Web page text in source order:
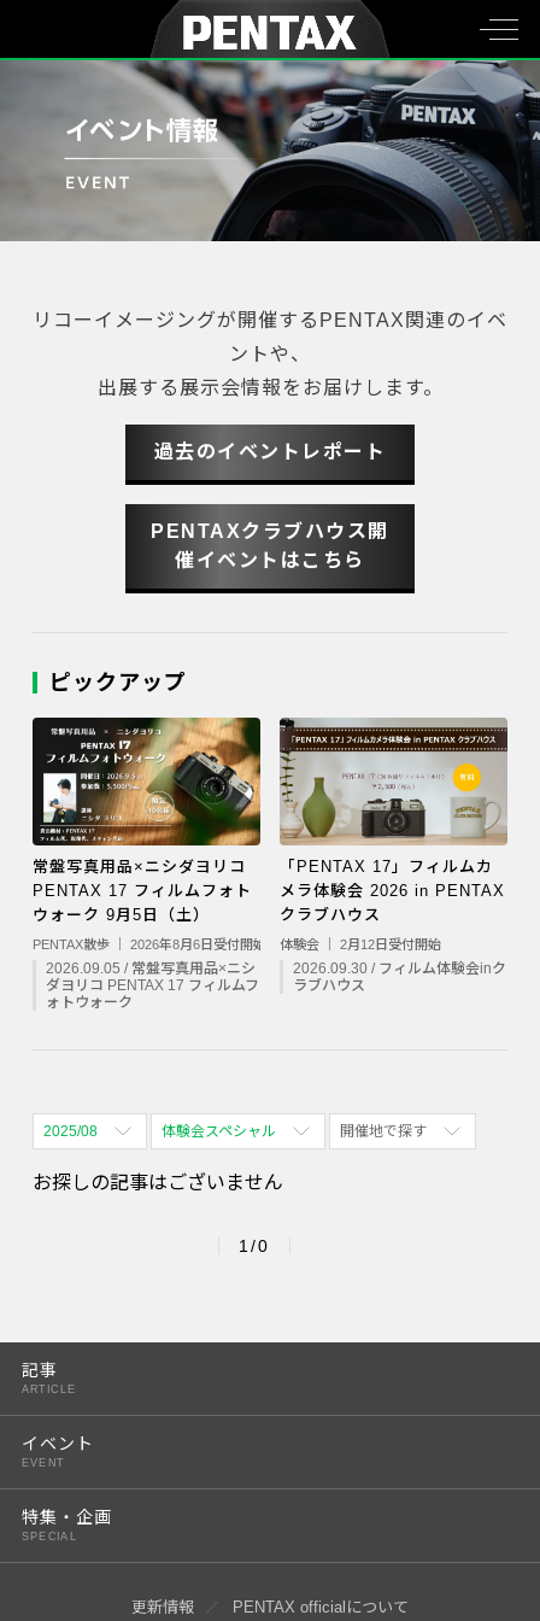
リコーイメージングが開催するPENTAX関連のイベ
ントや、
出展する展示会情報をお届けします。
過去のイベントレポート
PENTAXクラブハウス開
催イベントはこちら
ピックアップ
常盤写真用品×ニシダヨリコ
PENTAX 17 フィルムフォト
ウォーク 9月5日（土）
PENTAX散歩 ｜ 2026年8月6日受付開始
2026.09.05 / 常盤写真用品×ニシ
ダヨリコ PENTAX 17 フィルムフ
ォトウォーク
「PENTAX 17」フィルムカ
メラ体験会 2026 in PENTAX
クラブハウス
体験会 ｜ 2月12日受付開始
2026.09.30 / フィルム体験会inク
ラブハウス
2025/08
全期間
2026/11
2027/01
2027/03
体験会スペシャル
全て表示
開催地で探す
お探しの記事はございません
1/0
記事
ARTICLE
イベント
EVENT
特集・企画
SPECIAL
更新情報 PENTAX officialについて